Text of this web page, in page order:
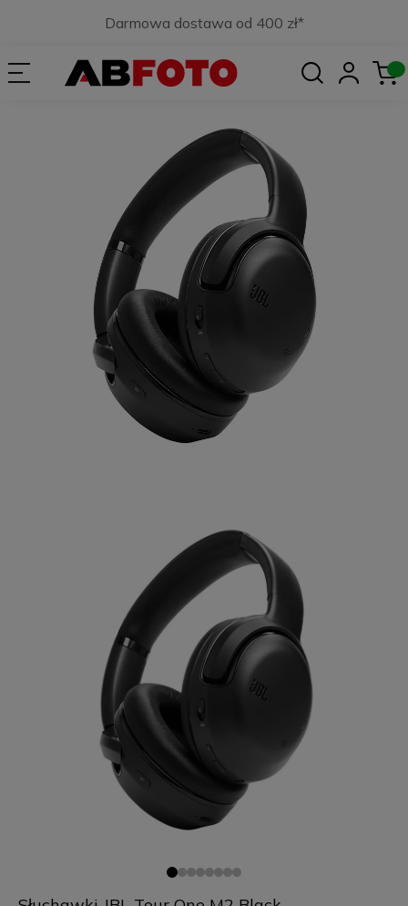
Darmowa dostawa od 400 zł*